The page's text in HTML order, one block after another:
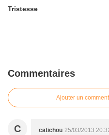
Tristesse
Commentaires
Ajouter un
C catichou 25/03/2013